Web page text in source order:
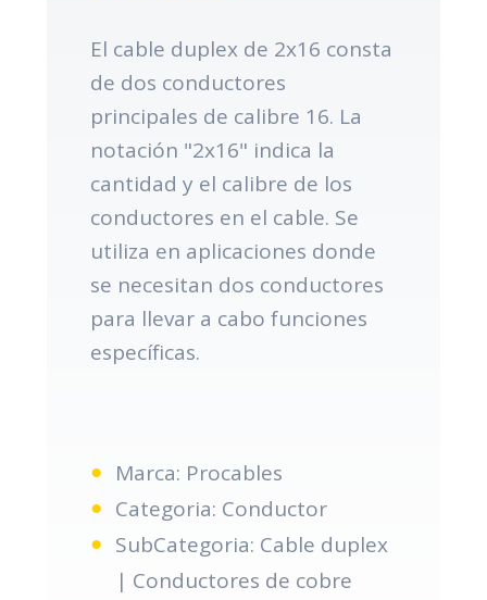
El cable duplex de 2x16 consta
de dos conductores
principales de calibre 16. La
notación "2x16" indica la
cantidad y el calibre de los
conductores en el cable. Se
utiliza en aplicaciones donde
se necesitan dos conductores
para llevar a cabo funciones
específicas.
Marca: Procables
Categoria: Conductor
SubCategoria: Cable duplex
| Conductores de cobre